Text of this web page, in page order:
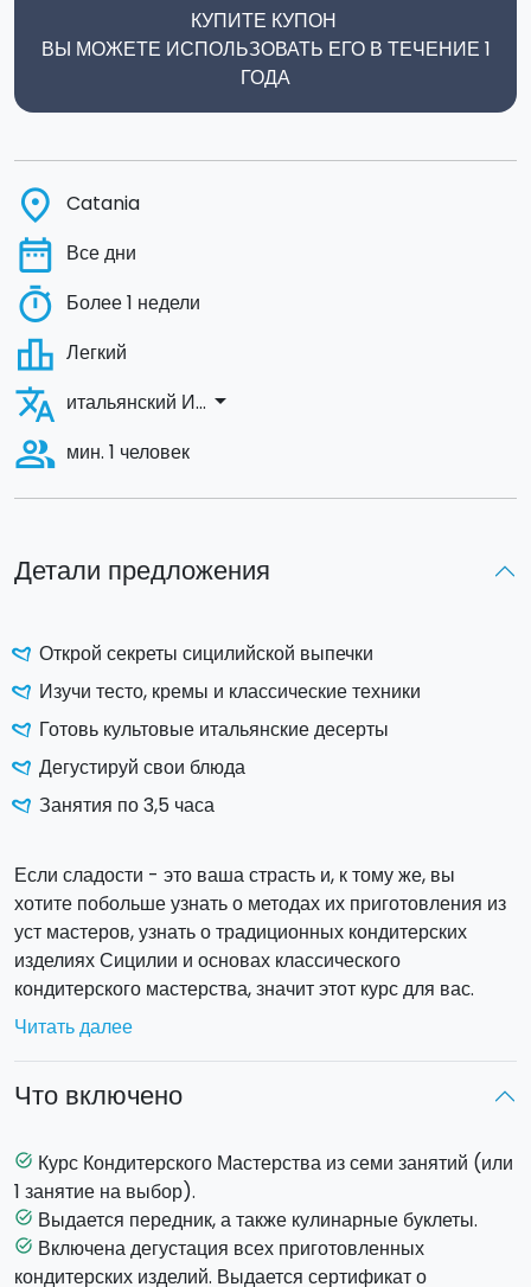
Детали предложения
Открой секреты сицилийской выпечки
Изучи тесто, кремы и классические техники
Готовь культовые итальянские десерты
Дегустируй свои блюда
Занятия по 3,5 часа
Если сладости - это ваша страсть и, к тому же, вы
хотите побольше узнать о методах их приготовления из
уст мастеров, узнать о традиционных кондитерских
изделиях Сицилии и основах классического
кондитерского мастерства, значит этот курс для вас.
Вас научат классическим рецептам кондитерских
изделий, приготовлению разных видов теста и кремов.
"наполеон", ромовую бабу, торты с начинкой, заварное
которые едят при помощи ложки или руками,
традиционные кондитерские изделия.
По завершению каждого кулинарного занятия (остатки
сладки!)вы опробуете все сладости,
приготовленные вашими руками!
Читать далее
Что включено
task_alt Курс Кондитерского Мастерства из семи занятий (или
1 занятие на выбор).
task_alt Выдается передник, а также кулинарные буклеты.
task_alt Включена дегустация всех приготовленных
кондитерских изделий. Выдается сертификат о
КУПИТЕ КУПОН
ВЫ МОЖЕТЕ ИСПОЛЬЗОВАТЬ ЕГО В ТЕЧЕНИЕ 1
ГОДА
place Catania
date_range Все дни
timer Более 1 недели
leaderboard Легкий
translate итальянский И... arrow_drop_down
people_alt мин. 1 человек